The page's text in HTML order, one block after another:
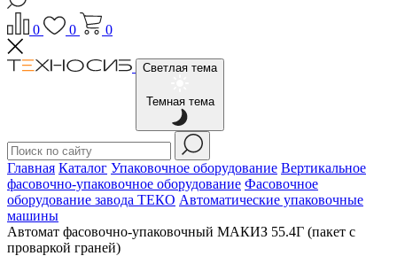
0 0 0
Светлая тема
Темная тема
Главная Каталог Упаковочное оборудование Вертикальное
фасовочно-упаковочное оборудование Фасовочное
оборудование завода ТЕКО Автоматические упаковочные
машины
Автомат фасовочно-упаковочный МАКИЗ 55.4Г (пакет с
проваркой граней)